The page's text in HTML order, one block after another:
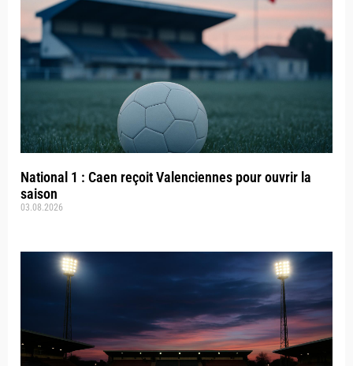
National 1 : Caen reçoit Valenciennes pour ouvrir la
saison
03.08.2026